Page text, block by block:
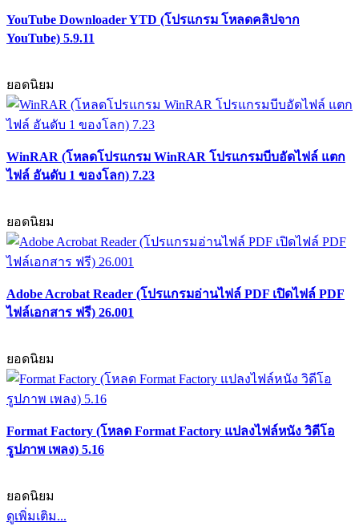
YouTube Downloader YTD (โปรแกรม โหลดคลิปจาก
YouTube) 5.9.11
ยอดนิยม
WinRAR (โหลดโปรแกรม WinRAR โปรแกรมบีบอัดไฟล์ แตก
ไฟล์ อันดับ 1 ของโลก) 7.23
ยอดนิยม
Adobe Acrobat Reader (โปรแกรมอ่านไฟล์ PDF เปิดไฟล์ PDF
ไฟล์เอกสาร ฟรี) 26.001
ยอดนิยม
Format Factory (โหลด Format Factory แปลงไฟล์หนัง วิดีโอ
รูปภาพ เพลง) 5.16
ยอดนิยม
ดูเพิ่มเติม...